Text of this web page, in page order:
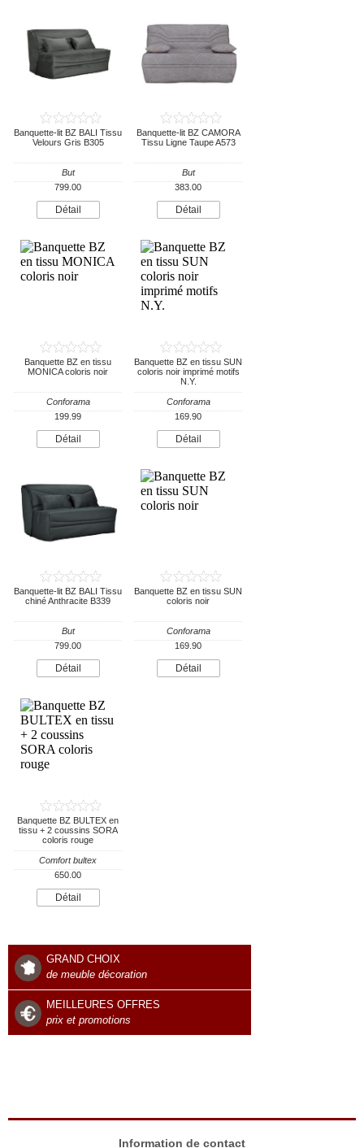
Banquette-lit BZ BALI Tissu
Velours Gris B305
But
799.00
Détail
Banquette-lit BZ CAMORA
Tissu Ligne Taupe A573
But
383.00
Détail
Banquette BZ en tissu
MONICA coloris noir
Conforama
199.99
Détail
Banquette BZ en tissu SUN
coloris noir imprimé motifs
N.Y.
Conforama
169.90
Détail
Banquette-lit BZ BALI Tissu
chiné Anthracite B339
But
799.00
Détail
Banquette BZ en tissu SUN
coloris noir
Conforama
169.90
Détail
Banquette BZ BULTEX en
tissu + 2 coussins SORA
coloris rouge
Comfort bultex
650.00
Détail
GRAND CHOIX
de meuble décoration
MEILLEURES OFFRES
prix et promotions
Information de contact